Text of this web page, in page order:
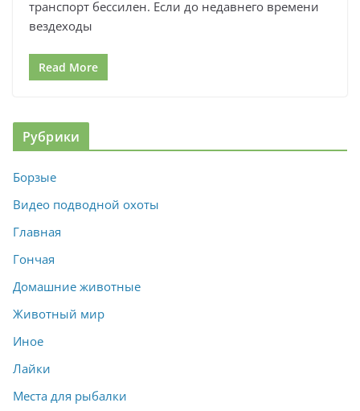
транспорт бессилен. Если до недавнего времени
вездеходы
Read More
Рубрики
Борзые
Видео подводной охоты
Главная
Гончая
Домашние животные
Животный мир
Иное
Лайки
Места для рыбалки